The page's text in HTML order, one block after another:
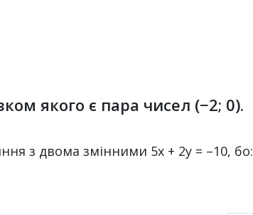
якого є пара чисел (−2; 0).
з двома змінними 5x + 2у = –10, бо: